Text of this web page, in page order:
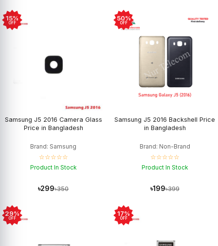
15%
OFF
Samsung J5 2016 Camera Glass
Price in Bangladesh
Brand: Samsung
☆☆☆☆☆
Product In Stock
৳299৳350
50%
OFF
Samsung J5 2016 Backshell Price
in Bangladesh
Brand: Non-Brand
☆☆☆☆☆
Product In Stock
৳199৳399
29%
OFF
17%
OFF